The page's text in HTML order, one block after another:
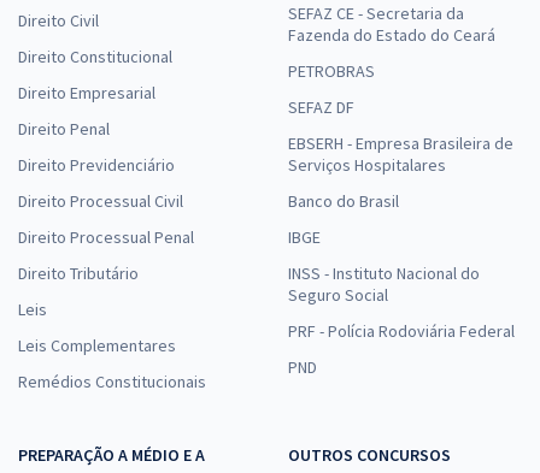
Direito Civil
Direito Constitucional
Direito Empresarial
Direito Penal
Direito Previdenciário
Direito Processual Civil
Direito Processual Penal
Direito Tributário
Leis
Leis Complementares
Remédios Constitucionais
SEFAZ CE - Secretaria da
Fazenda do Estado do Ceará
PETROBRAS
SEFAZ DF
EBSERH - Empresa Brasileira de
Serviços Hospitalares
Banco do Brasil
IBGE
INSS - Instituto Nacional do
Seguro Social
PRF - Polícia Rodoviária Federal
PND
PREPARAÇÃO A MÉDIO E A
OUTROS CONCURSOS